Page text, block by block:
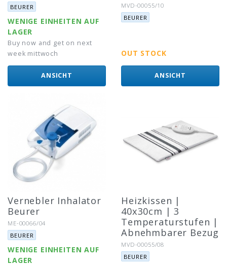
Marke:
BEURER
WENIGE EINHEITEN AUF
LAGER
Buy now and get on next
week mittwoch
ANSICHT
Artikel-Nr.:
MVD-00055/10
Marke:
BEURER
OUT STOCK
ANSICHT
Vernebler Inhalator
Beurer
Artikel-Nr.:
ME-00066/04
Marke:
BEURER
WENIGE EINHEITEN AUF
LAGER
Heizkissen |
40x30cm | 3
Temperaturstufen |
Abnehmbarer Bezug
Artikel-Nr.:
MVD-00055/08
Marke:
BEURER